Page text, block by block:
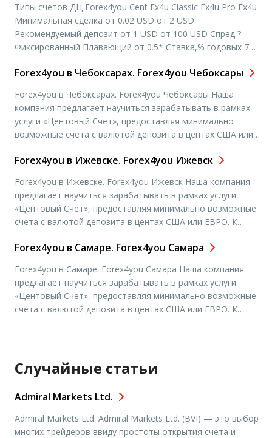
тот факт, […]
Типы счетов ДЦ Forex4you Cent Fx4u Classic Fx4u Pro Fx4u
Минимальная сделка от 0.02 USD от 2 USD
Рекомендуемый депозит от 1 USD от 100 USD Спред ?
Фиксированный Плавающий от 0.5* Ставка,% годовых 7
лота без ограничения Минимальный шаг 0.0001 0.01
Forex4you в Чебоксарах. Forex4you Чебоксары
Forex4you в Чебоксарах. Forex4you Чебоксары Наша
компания предлагает научиться зарабатывать в рамках
услуги «Центовый Счет», предоставляя минимально
возможные счета с валютой депозита в центах США или
долларам США или ЕВРО и является гораздо более
важным является тот факт, […]
Forex4you в Ижевске. Forex4you Ижевск
Forex4you в Ижевске. Forex4you Ижевск Наша компания
предлагает научиться зарабатывать в рамках услуги
«Центовый Счет», предоставляя минимально возможные
счета с валютой депозита в центах США или ЕВРО. К
или ЕВРО и является гораздо более доступной суммой
тот факт, […]
Forex4you в Самаре. Forex4you Самара
Forex4you в Самаре. Forex4you Самара Наша компания
предлагает научиться зарабатывать в рамках услуги
«Центовый Счет», предоставляя минимально возможные
счета с валютой депозита в центах США или ЕВРО. К
тот факт, […]
Случайные статьи
Admiral Markets Ltd.
Admiral Markets Ltd. Admiral Markets Ltd. (BVI) — это выбор
многих трейдеров ввиду простоты открытия счета и